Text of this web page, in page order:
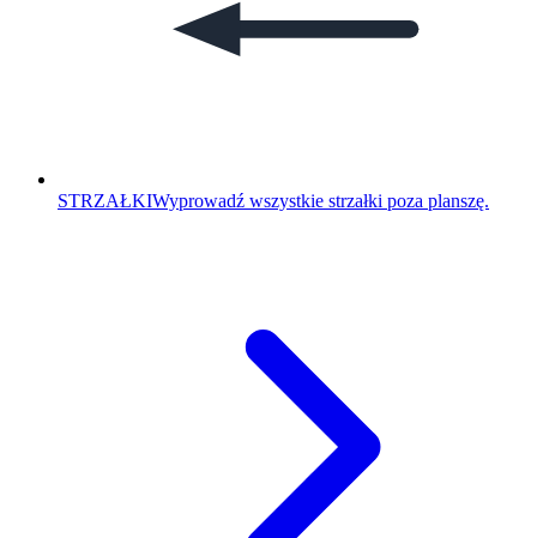
STRZAŁKIWyprowadź wszystkie strzałki poza planszę.